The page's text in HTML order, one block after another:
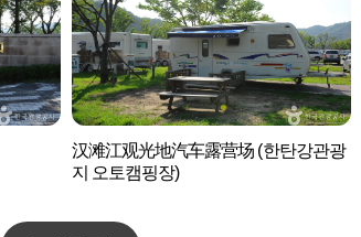
汉滩江观光地汽车露营场 (한탄강관광
지 오토캠핑장)